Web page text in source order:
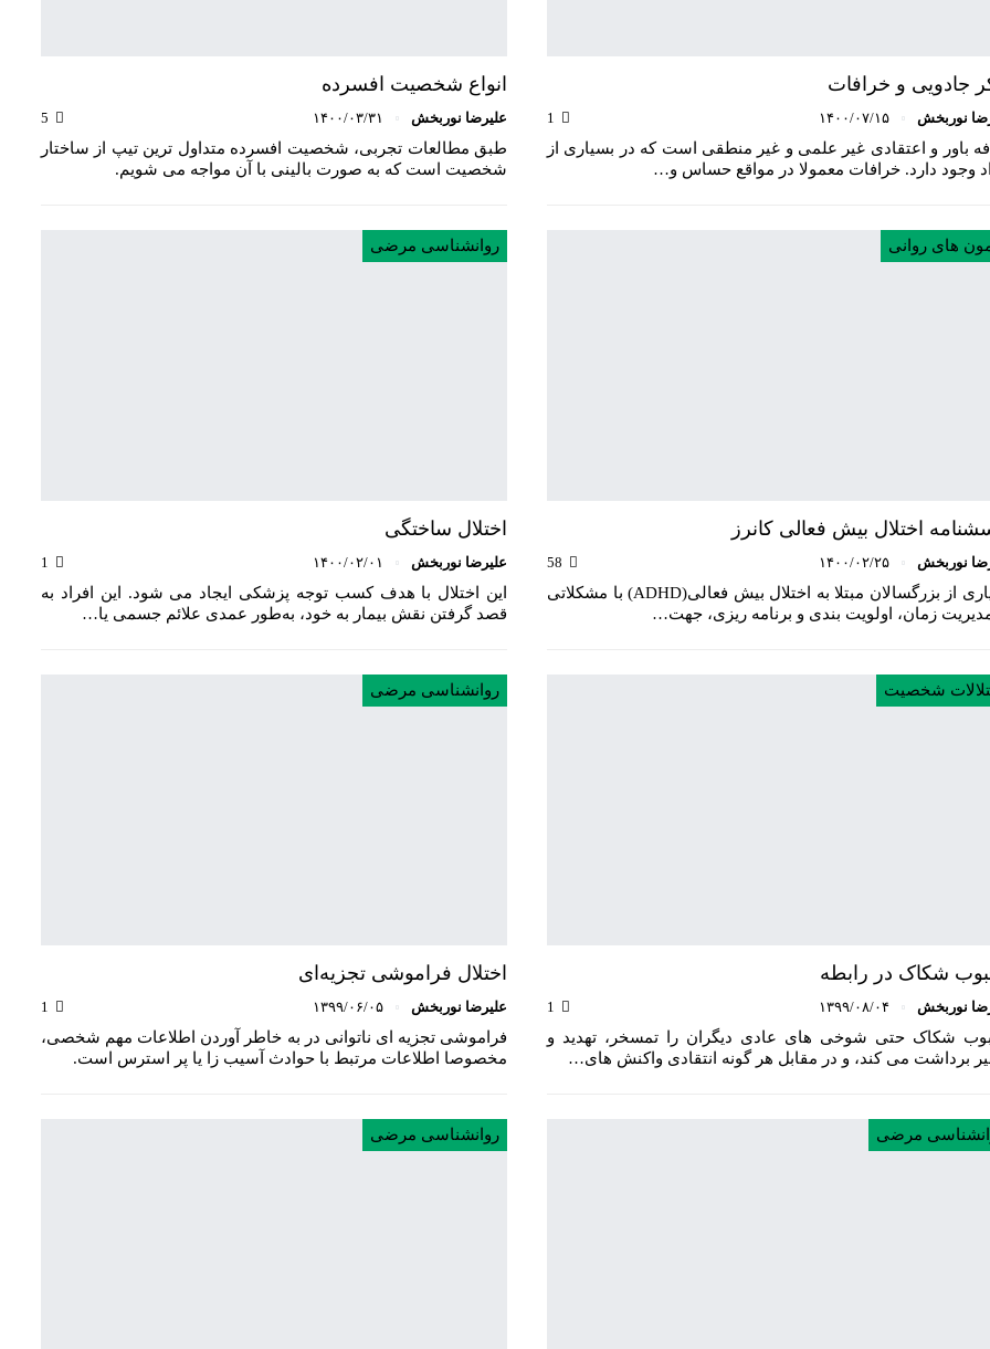
جادویی و خرافات
نوربخش ۱۴۰۰/۰۷/۱۵
باور و اعتقادی غیر علمی و غیر منطقی است که در بسیاری از
وجود دارد. خرافات معمولا در مواقع حساس و…
انواع شخصیت افسرده
علیرضا نوربخش ۱۴۰۰/۰۳/۳۱
طبق مطالعات تجربی، شخصیت افسرده متداول ترین تیپ از ساختار
شخصیت است که به صورت بالینی با آن مواجه می شویم.
های روانی
اختلال بیش فعالی کانرز
نوربخش ۱۴۰۰/۰۲/۲۵
بسیاری از بزرگسالان مبتلا به اختلال بیش فعالی(ADHD) با مشکلاتی
زمان، اولویت بندی و برنامه ریزی، جهت…
روانشناسی مرضی
اختلال ساختگی
علیرضا نوربخش ۱۴۰۰/۰۲/۰۱
این اختلال با هدف کسب توجه پزشکی ایجاد می شود. این افراد به
قصد گرفتن نقش بیمار به خود، به‌طور عمدی علائم جسمی یا…
شخصیت
شکاک در رابطه
نوربخش ۱۳۹۹/۰۸/۰۴
شکاک حتی شوخی های عادی دیگران را تمسخر، تهدید و
برداشت می کند، و در مقابل هر گونه انتقادی واکنش های…
روانشناسی مرضی
اختلال فراموشی تجزیه‌ای
علیرضا نوربخش ۱۳۹۹/۰۶/۰۵
فراموشی تجزیه ای ناتوانی در به خاطر آوردن اطلاعات مهم شخصی،
مخصوصا اطلاعات مرتبط با حوادث آسیب زا یا پر استرس است.
مرضی روانشناسی مرضی